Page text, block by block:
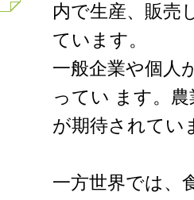
内で生産、販売
ています。
一般企業や個人
ってい ます。
が期待されてい
一方世界では、